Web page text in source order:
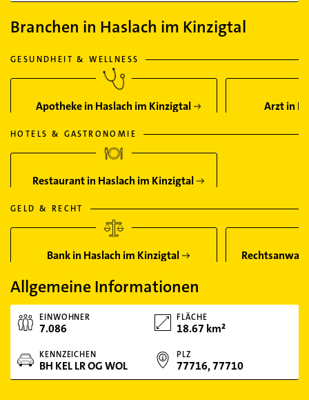
Branchen in Haslach im Kinzigtal
GESUNDHEIT & WELLNESS
Apotheke in Haslach im Kinzigtal Arzt in
HOTELS & GASTRONOMIE
Restaurant in Haslach im Kinzigtal
GELD & RECHT
Bank in Haslach im Kinzigtal
Allgemeine Informationen
EINWOHNER
7.086
FLÄCHE
18.67 km²
KENNZEICHEN
BH KEL LR OG WOL
PLZ
77716, 77710